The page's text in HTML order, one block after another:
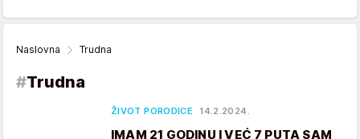
Naslovna Trudna
#Trudna
ŽIVOT PORODICE 14.2.2024.
IMAM 21 GODINU I VEĆ 7 PUTA SAM